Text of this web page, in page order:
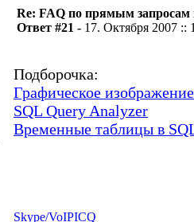
Re: FAQ по прямым
Ответ #21 - 17. Октября 2007 ::
Подборочка:
Графическое
SQL Query Analyzer
Временные таблицы в
Skype/VoIPICQ